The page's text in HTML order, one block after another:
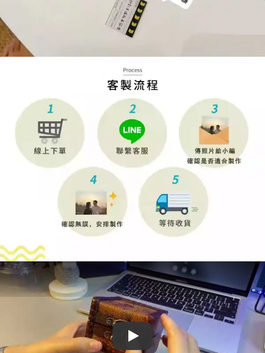
Play